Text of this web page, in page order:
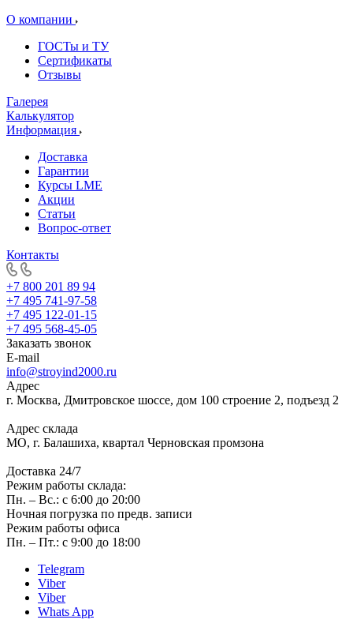
О компании
ГОСТы и ТУ
Сертификаты
Отзывы
Галерея
Калькулятор
Информация
Доставка
Гарантии
Курсы LME
Акции
Статьи
Вопрос-ответ
Контакты
+7 800 201 89 94
+7 495 741-97-58
+7 495 122-01-15
+7 495 568-45-05
Заказать звонок
E-mail
info@stroyind2000.ru
Адрес
г. Москва, Дмитровское шоссе, дом 100 строение 2, подъезд 2
Адрес склада
МО, г. Балашиха, квартал Черновская промзона
Доставка 24/7
Режим работы склада:
Пн. – Вс.: с 6:00 до 20:00
Ночная погрузка по предв. записи
Режим работы офиса
Пн. – Пт.: с 9:00 до 18:00
Telegram
Viber
Viber
Whats App